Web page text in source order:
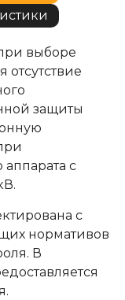
выборе
отсутствие
защиты
с
с
нормативов
В